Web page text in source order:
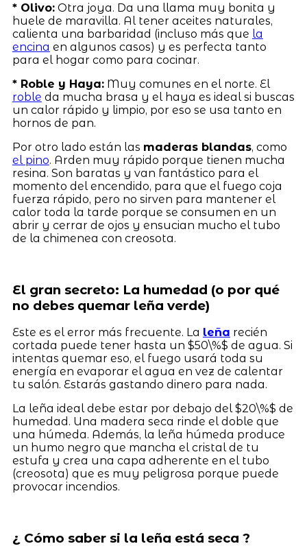
* Olivo:Otra joya. Da una llama muy bonita y
huele de maravilla. Al tener aceites naturales,
calienta una barbaridad (incluso más que la
encina en algunos casos) y es perfecta tanto
para el hogar como para cocinar.
* Roble y Haya:Muy comunes en el norte. El
roble da mucha brasa y el haya es ideal si buscas
un calor rápido y limpio, por eso se usa tanto en
hornos de pan.
Por otro lado están las maderas blandas, como
el pino. Arden muy rápido porque tienen mucha
resina. Son baratas y van fantástico para el
momento del encendido, para que el fuego coja
fuerza rápido, pero no sirven para mantener el
calor toda la tarde porque se consumen en un
abrir y cerrar de ojos y ensucian mucho el tubo
de la chimenea con creosota.
El gran secreto: La humedad (o por qué
no debes quemar leña verde)
Este es el error más frecuente. La leña recién
cortada puede tener hasta un $50\%$ de agua. Si
intentas quemar eso, el fuego usará toda su
energía en evaporar el agua en vez de calentar
tu salón. Estarás gastando dinero para nada.
La leña ideal debe estar por debajo del $20\%$ de
humedad. Una madera seca rinde el doble que
una húmeda. Además, la leña húmeda produce
un humo negro que mancha el cristal de tu
estufa y crea una capa adherente en el tubo
(creosota) que es muy peligrosa porque puede
provocar incendios.
¿ Cómo saber si la leña está seca ?